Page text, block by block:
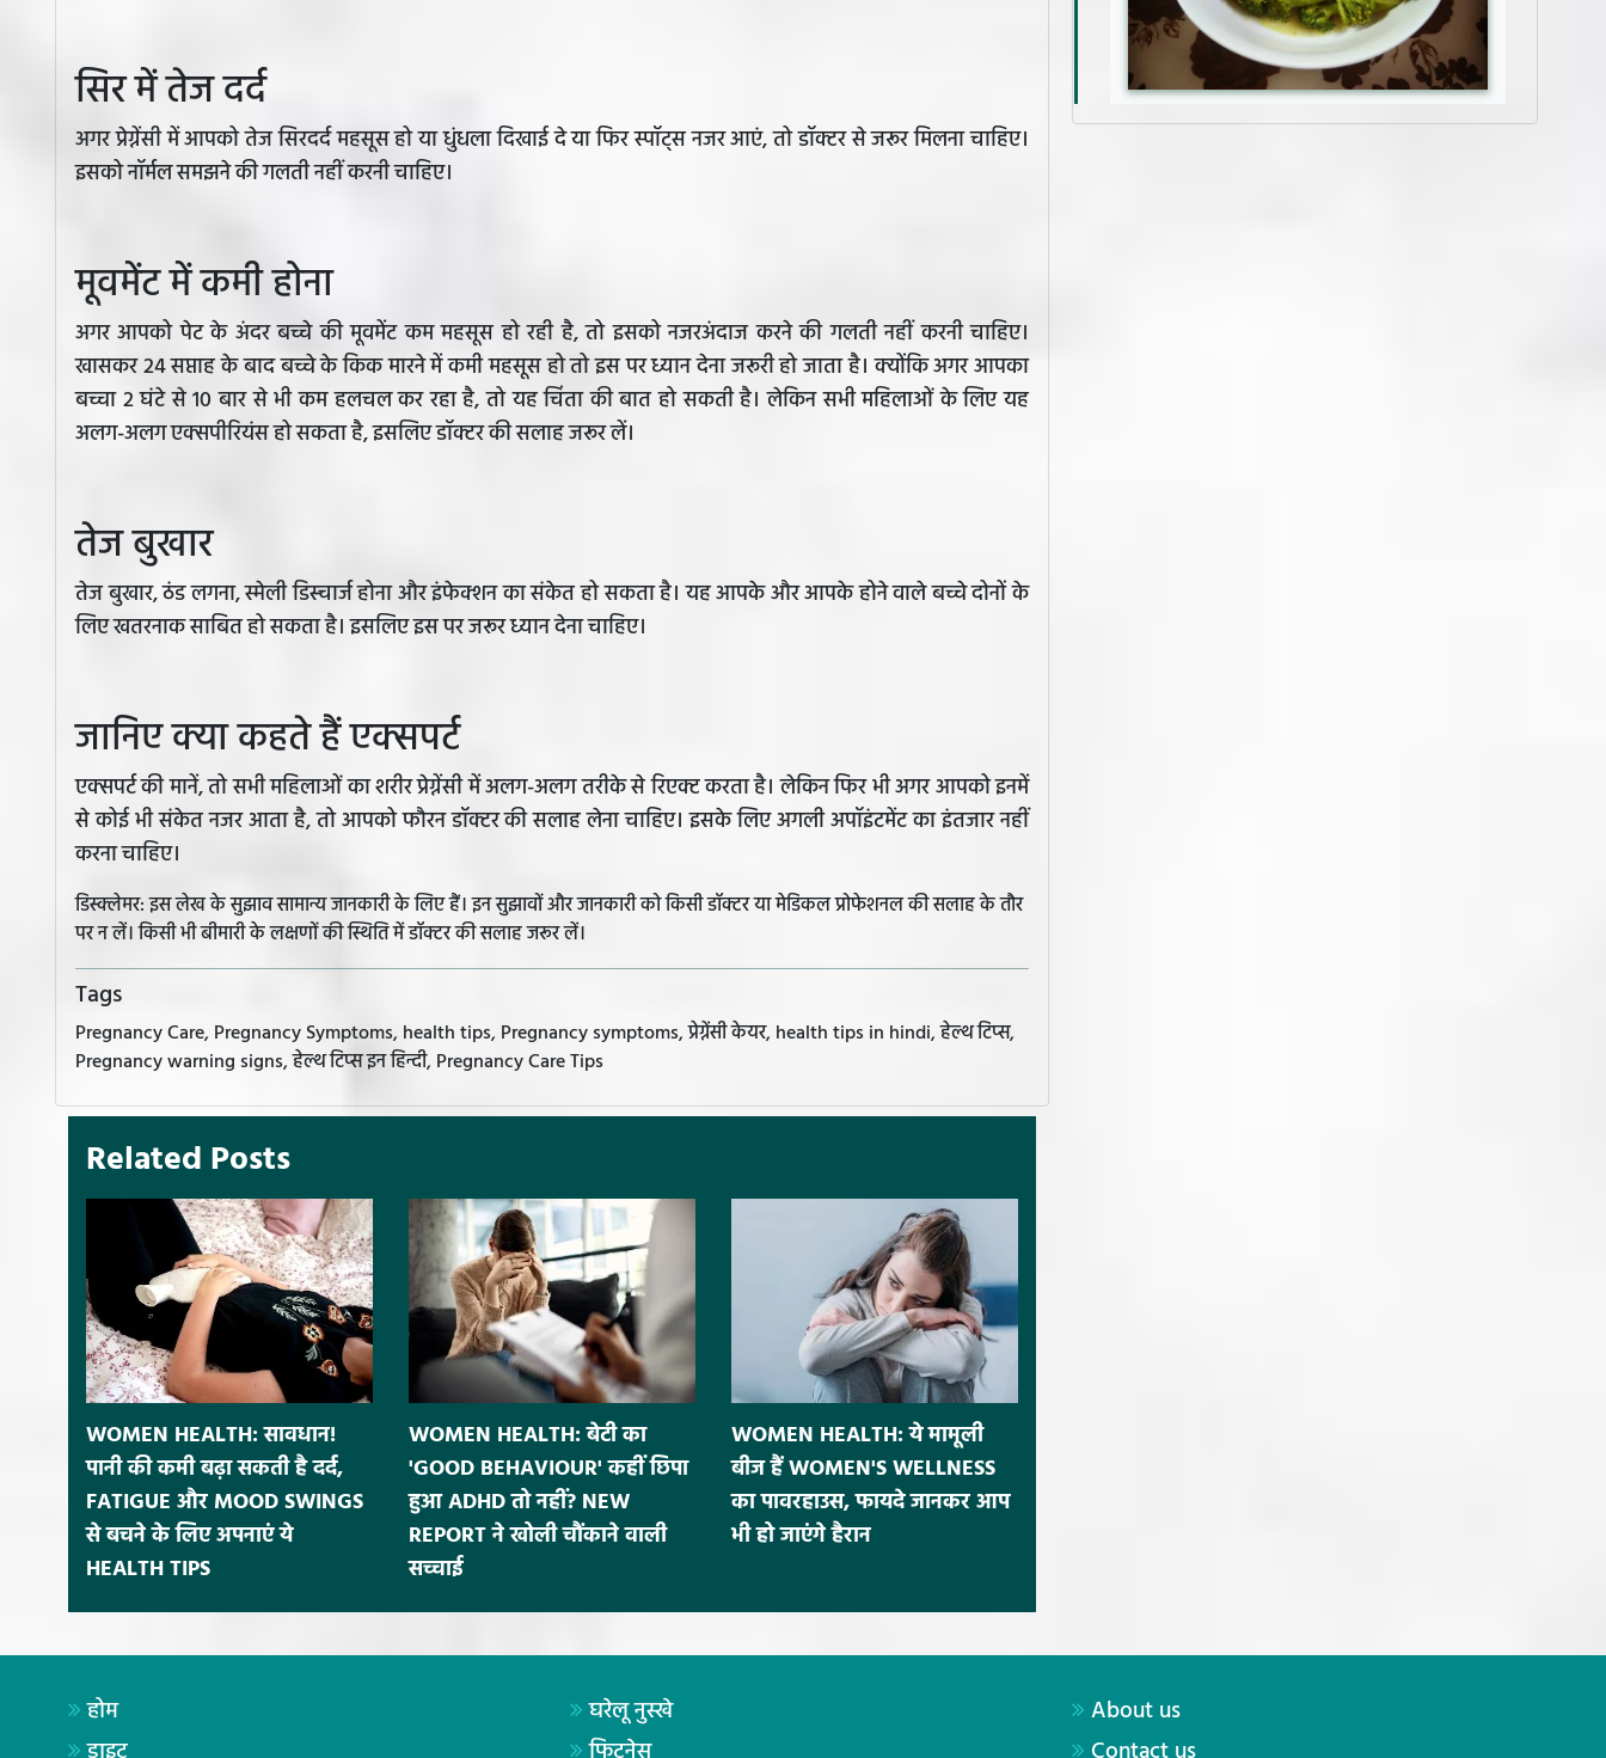
सिर में तेज दर्द
अगर प्रेग्नेंसी में आपको तेज सिरदर्द महसूस हो या धुंधला दिखाई दे या फिर स्पॉट्स नजर आएं, तो डॉक्टर से जरूर मिलना चाहिए।
इसको नॉर्मल समझने की गलती नहीं करनी चाहिए।
मूवमेंट में कमी होना
अगर आपको पेट के अंदर बच्चे की मूवमेंट कम महसूस हो रही है, तो इसको नजरअंदाज करने की गलती नहीं करनी चाहिए।
खासकर 24 सप्ताह के बाद बच्चे के किक मारने में कमी महसूस हो तो इस पर ध्यान देना जरूरी हो जाता है। क्योंकि अगर आपका
बच्चा 2 घंटे से 10 बार से भी कम हलचल कर रहा है, तो यह चिंता की बात हो सकती है। लेकिन सभी महिलाओं के लिए यह
अलग-अलग एक्सपीरियंस हो सकता है, इसलिए डॉक्टर की सलाह जरूर लें।
तेज बुखार
तेज बुखार, ठंड लगना, स्मेली डिस्चार्ज होना और इंफेक्शन का संकेत हो सकता है। यह आपके और आपके होने वाले बच्चे दोनों के
लिए खतरनाक साबित हो सकता है। इसलिए इस पर जरूर ध्यान देना चाहिए।
जानिए क्या कहते हैं एक्सपर्ट
एक्सपर्ट की मानें, तो सभी महिलाओं का शरीर प्रेग्नेंसी में अलग-अलग तरीके से रिएक्ट करता है। लेकिन फिर भी अगर आपको इनमें
से कोई भी संकेत नजर आता है, तो आपको फौरन डॉक्टर की सलाह लेना चाहिए। इसके लिए अगली अपॉइंटमेंट का इंतजार नहीं
करना चाहिए।
डिस्क्लेमर: इस लेख के सुझाव सामान्य जानकारी के लिए हैं। इन सुझावों और जानकारी को किसी डॉक्टर या मेडिकल प्रोफेशनल की सलाह के तौर
पर न लें। किसी भी बीमारी के लक्षणों की स्थिति में डॉक्टर की सलाह जरूर लें।
Tags
Pregnancy Care, Pregnancy Symptoms, health tips, Pregnancy symptoms, प्रेग्नेंसी केयर, health tips in hindi, हेल्थ टिप्स,
Pregnancy warning signs, हेल्थ टिप्स इन हिन्दी, Pregnancy Care Tips
Related Posts
WOMEN HEALTH: सावधान!
पानी की कमी बढ़ा सकती है दर्द,
FATIGUE और MOOD SWINGS
से बचने के लिए अपनाएं ये
HEALTH TIPS
WOMEN HEALTH: बेटी का
'GOOD BEHAVIOUR' कहीं छिपा
हुआ ADHD तो नहीं? NEW
REPORT ने खोली चौंकाने वाली
सच्चाई
WOMEN HEALTH: ये मामूली
बीज हैं WOMEN'S WELLNESS
का पावरहाउस, फायदे जानकर आप
भी हो जाएंगे हैरान
होम
घरेलू नुस्खे
About us